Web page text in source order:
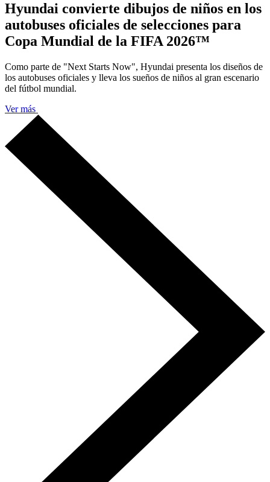
Hyundai convierte dibujos de niños en los
autobuses oficiales de selecciones para
Copa Mundial de la FIFA 2026™
Como parte de "Next Starts Now", Hyundai presenta los diseños de
los autobuses oficiales y lleva los sueños de niños al gran escenario
del fútbol mundial.
Ver más